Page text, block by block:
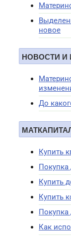
новое
НОВОСТИ И
До
Купить
Купить
Купить
Покупка
Как